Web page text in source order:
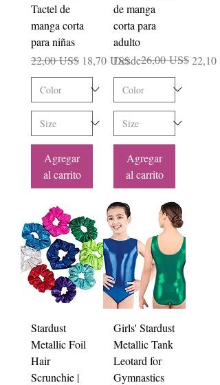
Tactel de
manga corta
para niñas
Precio
22,00 US$ Precio de oferta
18,70 US$
Agregar
al carrito
de manga
corta para
adulto
Desde
Precio26,00 US$22,10
Precio de oferta
Agregar
al carrito
Stardust
Metallic Foil
Hair
Scrunchie |
Girls' Stardust
Metallic Tank
Leotard for
Gymnastics